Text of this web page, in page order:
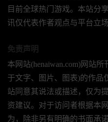
目前全球热门游戏。本站分
讯仅代表作者观点与平台立
免责声明
本网站(henaiwan.com)网站
于文字、图片、图表)的作品
站同意其说法或描述，仅为
资建议。对于访问者根据本
为，除非另有明确的书面承